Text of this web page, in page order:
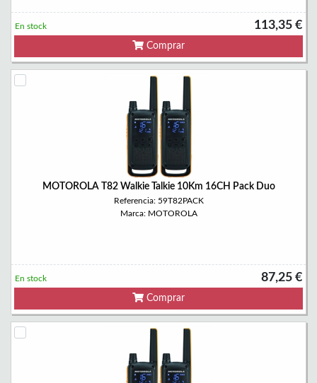
113,35 €
En stock
Comprar
MOTOROLA T82 Walkie Talkie 10Km 16CH Pack Duo
Referencia: 59T82PACK
Marca: MOTOROLA
87,25 €
En stock
Comprar